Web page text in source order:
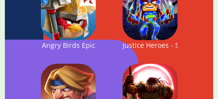
Angry Birds Epic Justice Heroes -